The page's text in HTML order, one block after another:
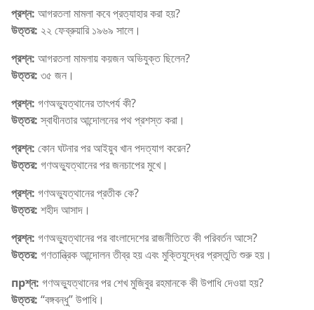
প্রশ্ন: আগরতলা মামলা কবে প্রত্যাহার করা হয়?
উত্তর: ২২ ফেব্রুয়ারি ১৯৬৯ সালে।
প্রশ্ন: আগরতলা মামলায় কয়জন অভিযুক্ত ছিলেন?
উত্তর: ৩৫ জন।
প্রশ্ন: গণঅভ্যুত্থানের তাৎপর্য কী?
উত্তর:স্বাধীনতার আন্দোলনের পথ প্রশস্ত করা।
প্রশ্ন: কোন ঘটনার পর আইয়ুব খান পদত্যাগ করেন?
উত্তর: গণঅভ্যুত্থানের পর জনচাপের মুখে।
প্রশ্ন: গণঅভ্যুত্থানের প্রতীক কে?
উত্তর: শহীদ আসাদ।
প্রশ্ন: গণঅভ্যুত্থানের পর বাংলাদেশের রাজনীতিতে কী পরিবর্তন আসে?
উত্তর: গণতান্ত্রিক আন্দোলন তীব্র হয় এবং মুক্তিযুদ্ধের প্রস্তুতি শুরু হয়।
прশ্ন: গণঅভ্যুত্থানের পর শেখ মুজিবুর রহমানকে কী উপাধি দেওয়া হয়?
উত্তর: “বঙ্গবন্ধু” উপাধি।